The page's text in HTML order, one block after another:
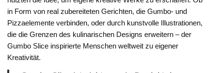
in Form von real zubereiteten Gerichten, die Gumbo- und
Pizzaelemente verbinden, oder durch kunstvolle Illustrationen,
die die Grenzen des kulinarischen Designs erweitern – der
Gumbo Slice inspirierte Menschen weltweit zu eigener
Kreativität.